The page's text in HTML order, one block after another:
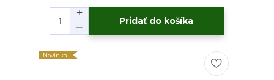
Pridať do košíka
Novinka